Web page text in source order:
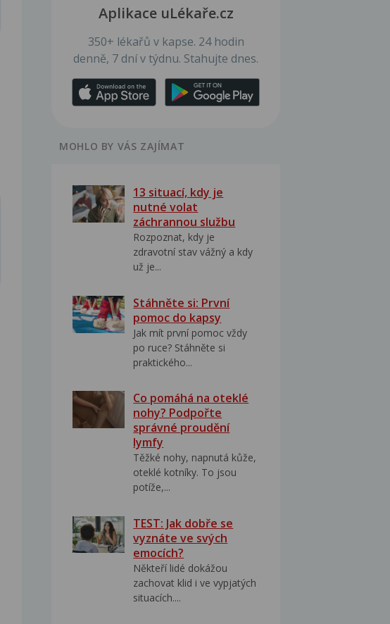
Aplikace uLékaře.cz
350+ lékařů v kapse. 24 hodin
denně, 7 dní v týdnu. Stahujte dnes.
MOHLO BY VÁS ZAJÍMAT
13 situací, kdy je
nutné volat
záchrannou službu
Rozpoznat, kdy je
zdravotní stav vážný a kdy
už je...
Stáhněte si: První
pomoc do kapsy
Jak mít první pomoc vždy
po ruce? Stáhněte si
praktického...
Co pomáhá na oteklé
nohy? Podpořte
správné proudění
lymfy
Těžké nohy, napnutá kůže,
oteklé kotníky. To jsou
potíže,...
TEST: Jak dobře se
vyznáte ve svých
emocích?
Někteří lidé dokážou
zachovat klid i ve vypjatých
situacích....